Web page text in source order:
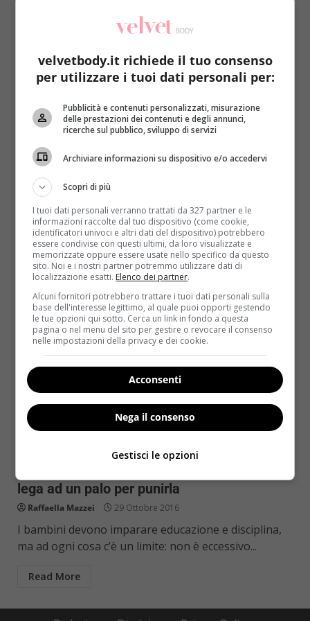
Ruba del cibo e i genitori lo lasciano in
balcone: in fin di vita a 6 anni
A quale bambino non è mai capitato di prendere
qualche merendina senza permesso? Le
conseguenze pagate da...
Read More
Kids Notizie
lega ad un palo per punirla
Raffaella Mazzei 29 Ottobre 2016
I bambini devono imparare educazione e disciplina,
ma ad ogni cosa c’è un limite: non è eccessivo...
Read More
velvetbody.it richiede il tuo consenso
per utilizzare i tuoi dati personali per:
Pubblicità e contenuti personalizzati, misurazione
delle prestazioni dei contenuti e degli annunci,
ricerche sul pubblico, sviluppo di servizi
Archiviare informazioni su dispositivo e/o accedervi
Scopri di più
I tuoi dati personali verranno trattati da 327 partner e le
informazioni raccolte dal tuo dispositivo (come cookie,
identificatori univoci e altri dati del dispositivo) potrebbero
essere condivise con questi ultimi, da loro visualizzate e
memorizzate oppure essere usate nello specifico da questo
sito. Noi e i nostri partner potremmo utilizzare dati di
localizzazione esatti. Elenco dei partner.
Alcuni fornitori potrebbero trattare i tuoi dati personali sulla
base dell'interesse legittimo, al quale puoi opporti gestendo
le tue opzioni qui sotto. Cerca un link in fondo a questa
pagina o nel menu del sito per gestire o revocare il consenso
nelle impostazioni della privacy e dei cookie.
Acconsenti
Nega il consenso
Gestisci le opzioni